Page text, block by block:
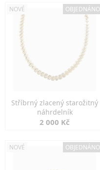
NOVÉ OBJEDNÁNO
Stříbrný zlacený starožitný
náhrdelník
2 000 Kč
NOVÉ OBJEDNÁNO